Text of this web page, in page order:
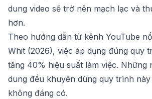
dung video sẽ trở nên mạch lạc và
hơn.
Theo hướng dẫn từ kênh YouTube
Whit (2026), việc áp dụng đúng quy
tăng 40% hiệu suất làm việc. Những
dung đều khuyên dùng quy trình
không đáng có.